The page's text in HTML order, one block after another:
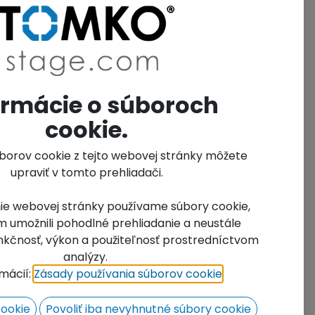
black,
1,1m
For
Layher Adjustable
for TOMKO stage leg (max.
ø48,3)
28.04
o súboroch
cookie.
cookie z tejto webovej stránky môžete
upraviť v tomto prehliadači.
webovej stránky používame súbory cookie,
umožnili pohodlné prehliadanie a neustále
výkon a použiteľnosť prostredníctvom
analýzy.
Zásady používania súborov cookie
Povoliť iba nevyhnutné súbory cookie